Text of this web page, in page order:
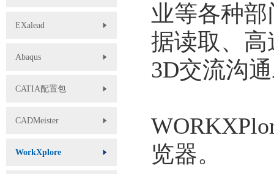
EXalead
Abaqus
CATIA配置包
CADMeister
WorkXplore
业等各种
据读取、
3D交流沟
览器。